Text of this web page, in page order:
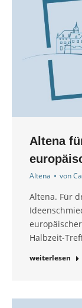
Altena
Altena von
Altena. Für
Halbzeit-
weiterlesen